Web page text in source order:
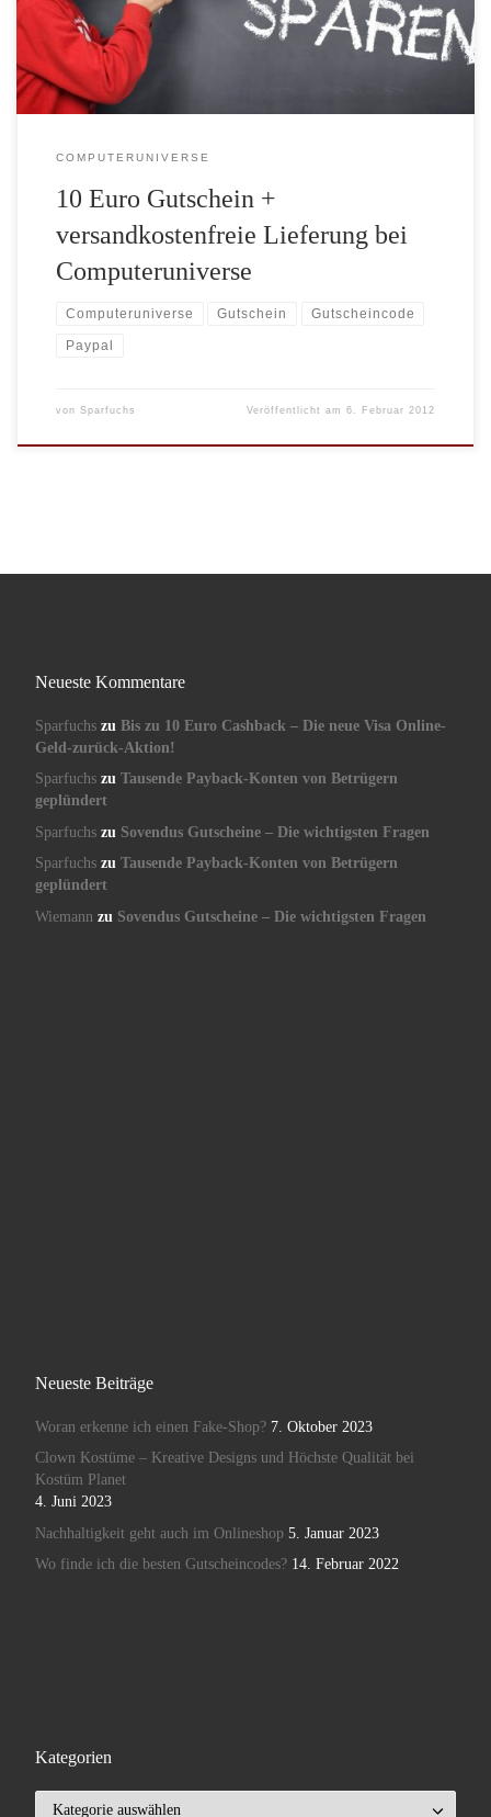
Euro und die Zahlung mit Paypal. Die portofreie Lieferung gilt
nur für den Standard Versand mit […]
COMPUTERUNIVERSE
10 Euro Gutschein +
versandkostenfreie Lieferung bei
Computeruniverse
Computeruniverse Gutschein Gutscheincode
Paypal
von Sparfuchs Veröffentlicht am6. Februar 2012
Neueste Kommentare
Sparfuchszu Bis zu 10 Euro Cashback – Die neue Visa Online-
Geld-zurück-Aktion!
Sparfuchszu Tausende Payback-Konten von Betrügern
geplündert
Sparfuchszu Sovendus Gutscheine – Die wichtigsten Fragen
Sparfuchszu Tausende Payback-Konten von Betrügern
geplündert
Wiemann zu Sovendus Gutscheine – Die wichtigsten Fragen
Neueste Beiträge
Woran erkenne ich einen Fake-Shop? 7. Oktober 2023
Clown Kostüme – Kreative Designs und Höchste Qualität bei
Kostüm Planet
4. Juni 2023
Nachhaltigkeit geht auch im Onlineshop 5. Januar 2023
Wo finde ich die besten Gutscheincodes? 14. Februar 2022
Kategorien